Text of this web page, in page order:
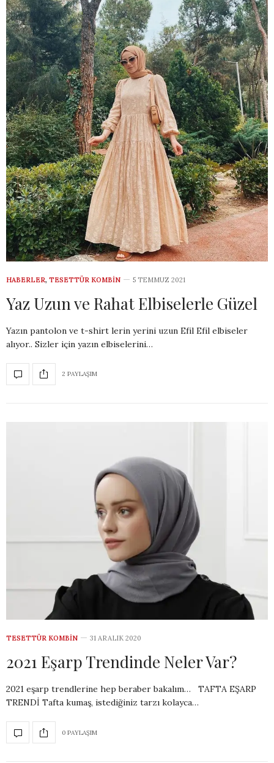
HABERLER, TESETTÜR KOMBIN 5 TEMMUZ 2021
Yaz Uzun ve Rahat Elbiselerle Güzel
Yazın pantolon ve t-shirt lerin yerini uzun Efil Efil elbiseler
alıyor.. Sizler için yazın elbiselerini…
2 PAYLAŞIM
TESETTÜR KOMBIN 31 ARALIK 2020
2021 Eşarp Trendinde Neler Var?
2021 eşarp trendlerine hep beraber bakalım… TAFTA EŞARP
TRENDİ Tafta kumaş, istediğiniz tarzı kolayca…
0 PAYLAŞIM